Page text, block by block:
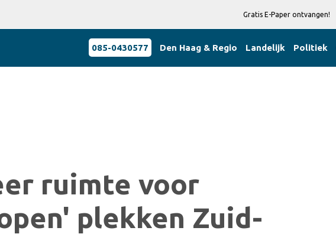
Gratis E-Paper ontvangen!
085-0430577 Den Haag & Regio Landelijk Politiek
ruimte voor
plekken Zuid-